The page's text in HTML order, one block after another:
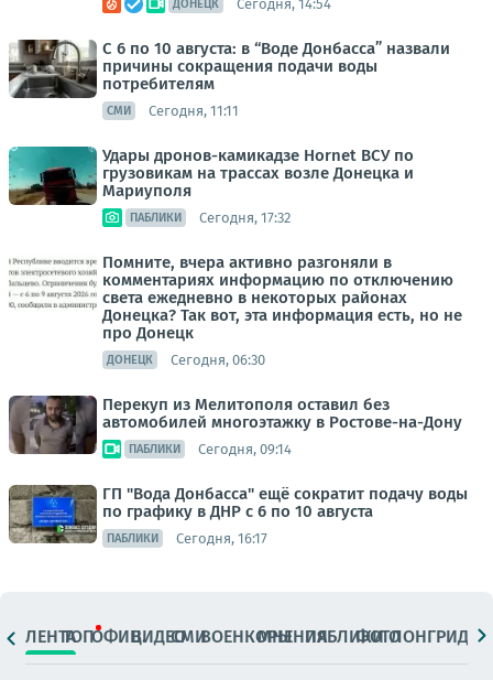
ДОНЕЦК Сегодня, 14:54
С 6 по 10 августа: в “Воде Донбасса” назвали
причины сокращения подачи воды
потребителям
СМИ Сегодня, 11:11
Удары дронов-камикадзе Hornet ВСУ по
грузовикам на трассах возле Донецка и
Мариуполя
ПАБЛИКИ Сегодня, 17:32
Помните, вчера активно разгоняли в
комментариях информацию по отключению
света ежедневно в некоторых районах
Донецка? Так вот, эта информация есть, но не
про Донецк
ДОНЕЦК Сегодня, 06:30
Перекуп из Мелитополя оставил без
автомобилей многоэтажку в Ростове-на-Дону
ПАБЛИКИ Сегодня, 09:14
ГП "Вода Донбасса" ещё сократит подачу воды
по графику в ДНР с 6 по 10 августа
ПАБЛИКИ Сегодня, 16:17
ЛЕНТАТОПОФИЦ.ВИДЕОСМИВОЕНКОРЫМНЕНИЯПАБЛИКИ
ФОТОЛОНГРИДЫ